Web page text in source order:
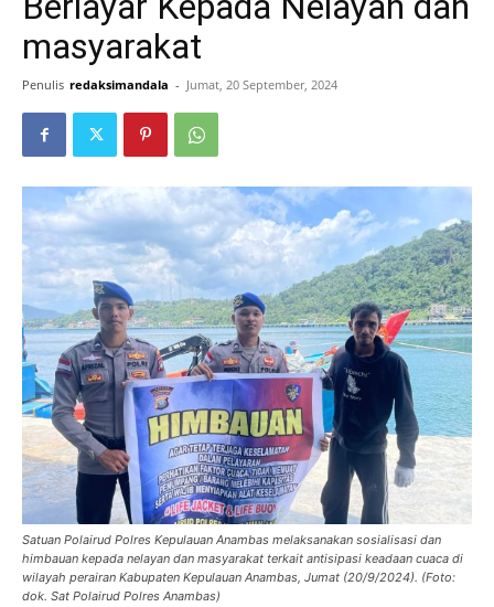
masyarakat
Penulis redaksimandala - Jumat, 20 September, 2024
Satuan Polairud Polres Kepulauan Anambas melaksanakan sosialisasi dan
himbauan kepada nelayan dan masyarakat terkait antisipasi keadaan cuaca di
wilayah perairan Kabupaten Kepulauan Anambas, Jumat (20/9/2024). (Foto:
dok. Sat Polairud Polres Anambas)